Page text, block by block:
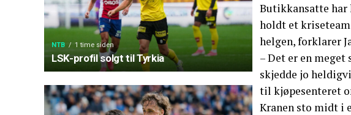
NTB 1 time siden
LSK-profil solgt til Tyrkia
Butikkansatte har
holdt et
helgen, forklarer
– Det er en
skjedde jo
til kjøpesenteret
Kranen sto midt i